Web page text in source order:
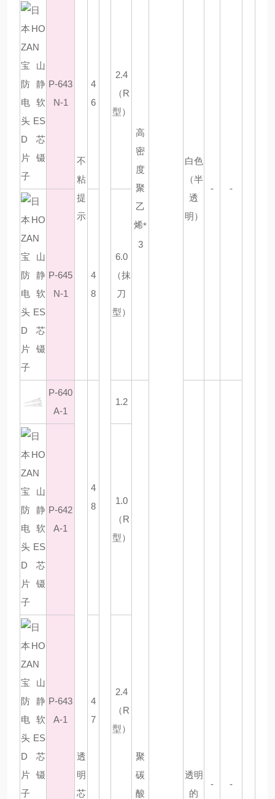
P-643
N-1
不
粘
提
示
4
6
2.4
（R
型）
高
密
度
聚
乙
烯*
3
白色
（半
透
明）
- -
P-645
N-1
4
8
6.0
（抹
刀
型）
P-640
A-1
透
明
芯
4
8
1.2
聚
碳
酸
透明
的
- -
P-642
A-1
1.0
（R
型）
P-643
A-1
4
7
2.4
（R
型）